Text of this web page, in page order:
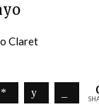
Claret